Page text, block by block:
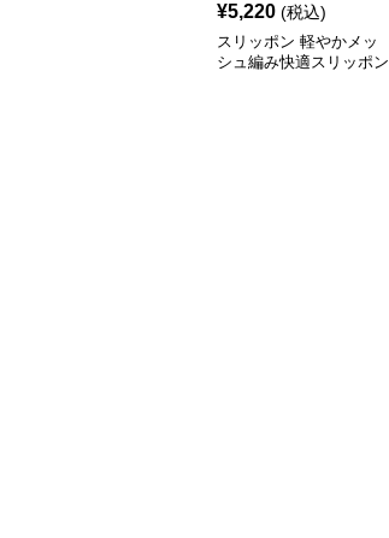
¥5,220 (税込)
スリッポン 軽やかメッ
シュ編み快適スリッポン